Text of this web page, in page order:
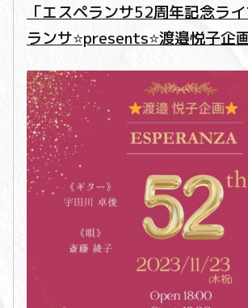
「エスペランサ52周年記念ラ
ランサ⭐️presents⭐️渡邉悦子企画